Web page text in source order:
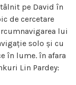
pe David în
de cercetare
lui
solo și cu
în lume. în afara
Lin Pardey: